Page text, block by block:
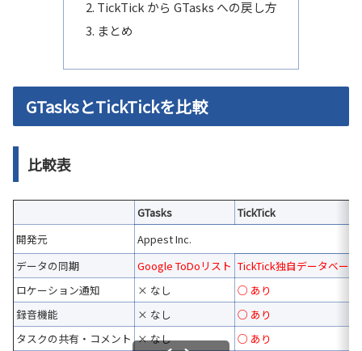
TickTick から GTasks への戻し方
まとめ
GTasksとTickTickを比較
比較表
GTasks
TickTick
開発元
Appest Inc.
データの同期
Google ToDoリスト TickTick独自データベース
ロケーション通知
× なし
○ あり
録音機能
× なし
○ あり
タスクの共有・コメント × なし
○ あり